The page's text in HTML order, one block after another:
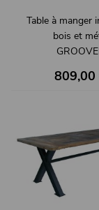
Table à manger
bois et
809,00